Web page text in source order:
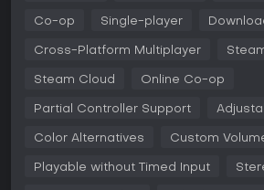
2x new missions
Co-op Single-player
Cross-Platform Multiplayer
Steam Cloud Online Co-op
Partial Controller Support
Color Alternatives Custom
Playable without Timed Input